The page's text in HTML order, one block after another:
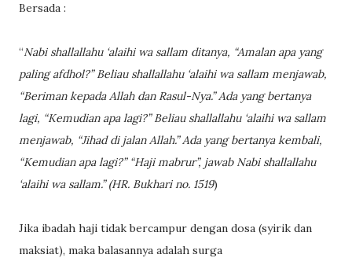
Bersada :
“Nabi shallallahu ‘alaihi wa sallam ditanya, “Amalan apa yang
paling afdhol?” Beliau shallallahu ‘alaihi wa sallam menjawab,
“Beriman kepada Allah dan Rasul-Nya.” Ada yang bertanya
lagi, “Kemudian apa lagi?” Beliau shallallahu ‘alaihi wa sallam
menjawab, “Jihad di jalan Allah.” Ada yang bertanya kembali,
“Kemudian apa lagi?” “Haji mabrur”, jawab Nabi shallallahu
‘alaihi wa sallam.” (HR. Bukhari no. 1519)
Jika ibadah haji tidak bercampur dengan dosa (syirik dan
maksiat), maka balasannya adalah surga